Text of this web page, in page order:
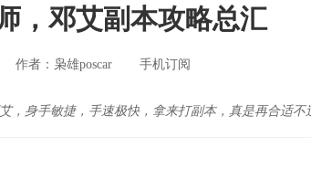
，邓艾副本攻略总汇
作者： 枭雄poscar 手机订阅
，身手敏捷，手速极快，拿来打副本，真是再合适